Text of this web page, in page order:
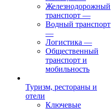
Железнодорожный
транспорт —
Водный транспорт
—
Логистика —
Общественный
транспорт и
мобильность
Туризм, рестораны и
отели
Ключевые